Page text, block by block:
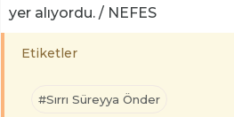
yer alıyordu. / NEFES
Etiketler
#Sırrı Süreyya Önder